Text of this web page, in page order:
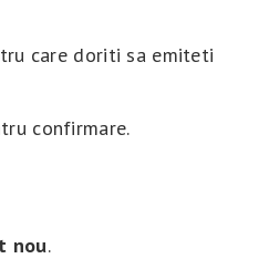
care doriti sa emiteti
confirmare.
nou.